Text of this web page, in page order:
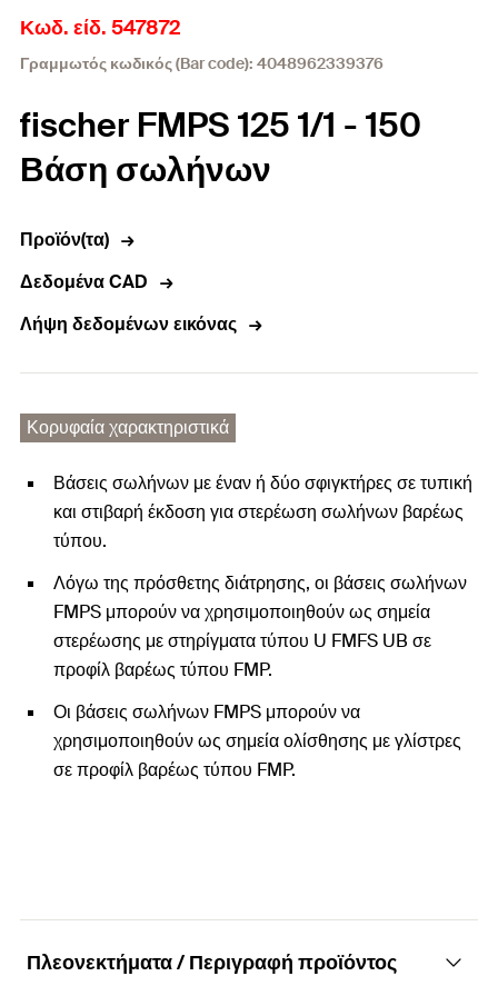
Κωδ. είδ. 547872
Γραμμωτός κωδικός (Bar code): 4048962339376
fischer FMPS 125 1/1 - 150
Βάση σωλήνων
Προϊόν(τα)
Δεδομένα CAD
Λήψη δεδομένων εικόνας
Κορυφαία χαρακτηριστικά
Βάσεις σωλήνων με έναν ή δύο σφιγκτήρες σε τυπική
και στιβαρή έκδοση για στερέωση σωλήνων βαρέως
τύπου.
Λόγω της πρόσθετης διάτρησης, οι βάσεις σωλήνων
FMPS μπορούν να χρησιμοποιηθούν ως σημεία
στερέωσης με στηρίγματα τύπου U FMFS UB σε
προφίλ βαρέως τύπου FMP.
Οι βάσεις σωλήνων FMPS μπορούν να
χρησιμοποιηθούν ως σημεία ολίσθησης με γλίστρες
σε προφίλ βαρέως τύπου FMP.
Πλεονεκτήματα / Περιγραφή προϊόντος